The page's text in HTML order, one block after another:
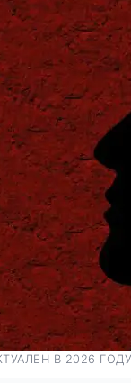
В 2026 ГОДУ